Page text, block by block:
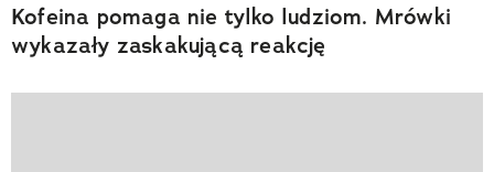
Kofeina pomaga nie tylko ludziom. Mrówki
wykazały zaskakującą reakcję